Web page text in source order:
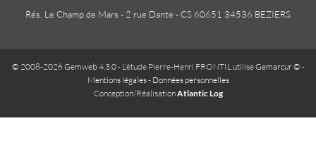
Rés. Le Champ de Mars - 2 rue Dante - CS 60651 34536 BEZIERS
© 2008-2026 Gemweb 4.3.0- L'étude Pierre-Henri FRONTIL utiliseGemarcur © -
Mentions légales- Données personnelles
Conception/RéalisationAtlantic Log